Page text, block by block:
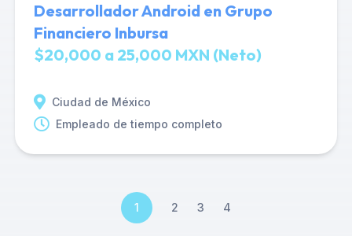
Desarrollador Android en Grupo
Financiero Inbursa
$20,000 a 25,000 MXN (Neto)
Ciudad de México
Empleado de tiempo completo
1 2 3 4